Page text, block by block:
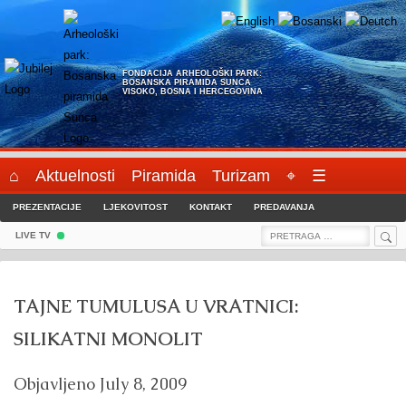
FONDACIJA ARHEOLOŠKI PARK:
BOSANSKA PIRAMIDA SUNCA
VISOKO, BOSNA I HERCEGOVINA
⌂ Aktuelnosti Piramida Turizam ⌖ ☰
PREZENTACIJE LJEKOVITOST KONTAKT PREDAVANJA
LIVE TV
Search
TAJNE TUMULUSA U VRATNICI:
SILIKATNI MONOLIT
Objavljeno July 8, 2009